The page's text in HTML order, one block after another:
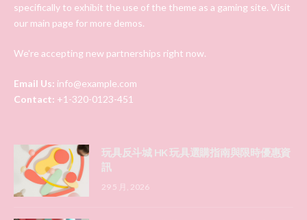
specifically to exhibit the use of the theme as a gaming site. Visit
our main page for more demos.
We're accepting new partnerships right now.
Email Us: info@example.com
Contact: +1-320-0123-451
玩具反斗城 HK 玩具選購指南與限時優惠資
訊
29 5 月, 2026